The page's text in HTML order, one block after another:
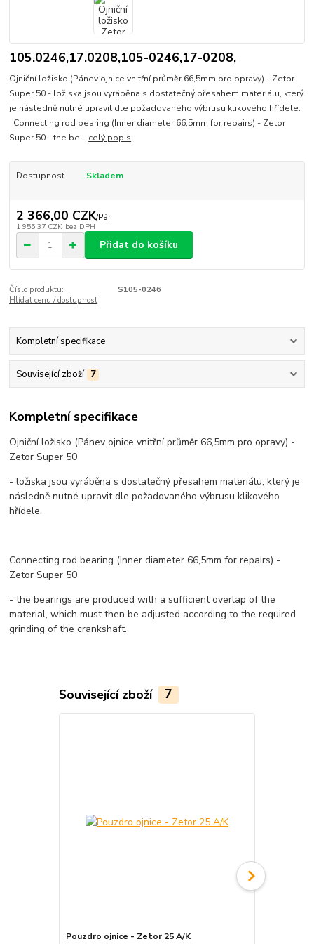
105.0246,17.0208,105-0246,17-0208,
Ojniční ložisko (Pánev ojnice vnitřní průměr 66,5mm pro opravy) - Zetor
Super 50 - ložiska jsou vyráběna s dostatečný přesahem materiálu, který
je následně nutné upravit dle požadovaného výbrusu klikového hřídele.
Connecting rod bearing (Inner diameter 66,5mm for repairs) - Zetor
Super 50 - the be... celý popis
Dostupnost Skladem
2 366,00 CZK/Pár
1 955,37 CZK bez DPH
Přidat do košíku
Číslo produktu:
S105-0246
Hlídat cenu / dostupnost
Kompletní specifikace
Související zboží 7
Kompletní specifikace
Ojniční ložisko (Pánev ojnice vnitřní průměr 66,5mm pro opravy) -
Zetor Super 50
- ložiska jsou vyráběna s dostatečný přesahem materiálu, který je
následně nutné upravit dle požadovaného výbrusu klikového
hřídele.
Connecting rod bearing (Inner diameter 66,5mm for repairs) -
Zetor Super 50
- the bearings are produced with a sufficient overlap of the
material, which must then be adjusted according to the required
grinding of the crankshaft.
Související zboží 7
Pouzdro ojnice - Zetor 25 A/K